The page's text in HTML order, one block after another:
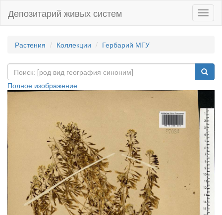
Депозитарий живых систем
Растения Коллекции Гербарий МГУ
Полное изображение